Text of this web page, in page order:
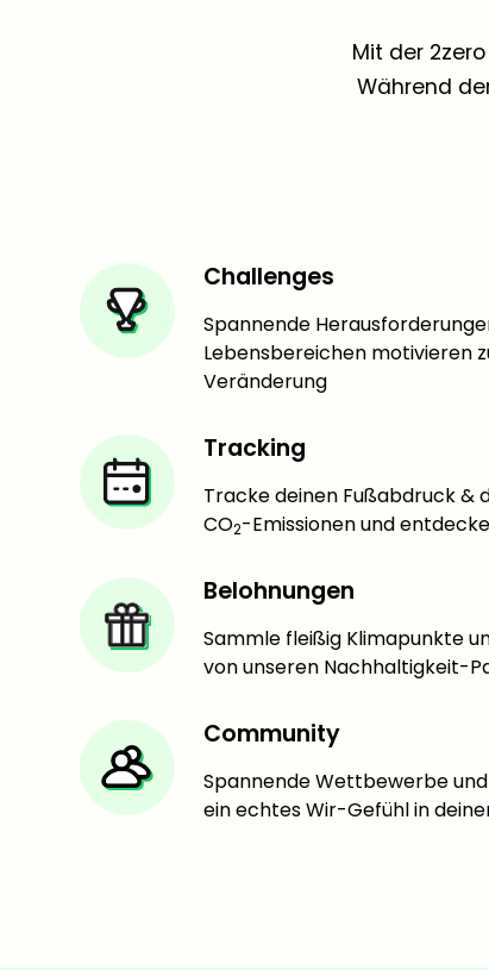
Mit der
Während
Challenges
Spannende
Lebensbereichen motivieren
Veränderung
Tracking
Tracke deinen Fußabdruck &
CO2-Emissionen und
Belohnungen
Sammle fleißig Klimapunkte
von unseren Nachhaltigkeit-
Community
Spannende Wettbewerbe
ein echtes Wir-Gefühl in